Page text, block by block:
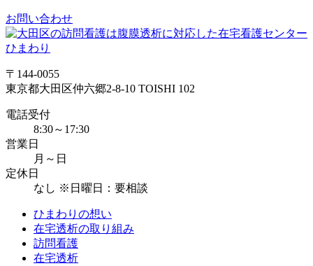
お問い合わせ
〒144-0055
東京都大田区仲六郷2-8-10 TOISHI 102
電話受付
8:30～17:30
営業日
月～日
定休日
なし ※日曜日：要相談
ひまわりの想い
在宅透析の取り組み
訪問看護
在宅透析